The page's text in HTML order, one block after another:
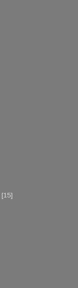
[15]